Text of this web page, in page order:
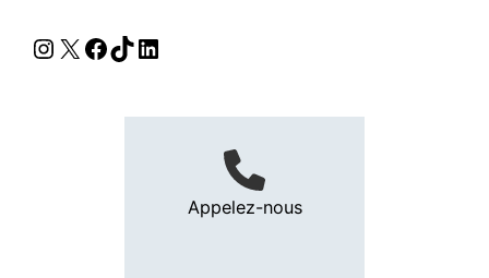
Instagram
X Facebook
TikTok
LinkedIn
Appelez-nous